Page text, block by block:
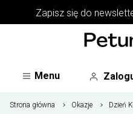
Zapisz się do
Menu
Strona główna Okazje Dzień